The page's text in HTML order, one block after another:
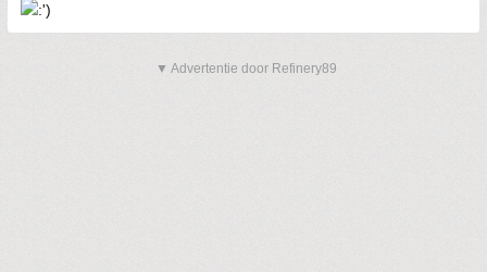
▼ Advertentie door Refinery89